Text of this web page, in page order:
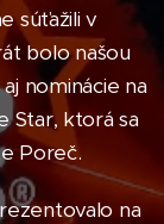
súťažili v
bolo našou
nominácie na
Star, ktorá sa
Poreč.
na